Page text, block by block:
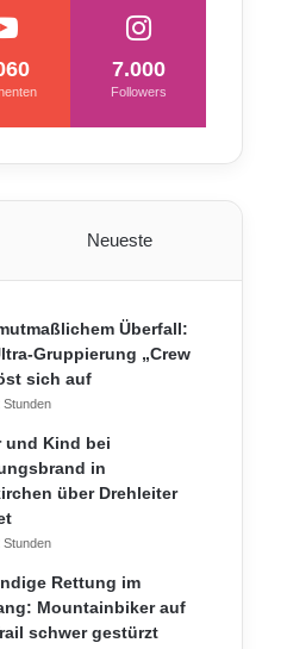
7.000
Followers
Neueste
Überfall:
Gruppierung „Crew
sich auf
und Kind bei
in
über Drehleiter
Rettung im
Mountainbiker auf
schwer gestürzt